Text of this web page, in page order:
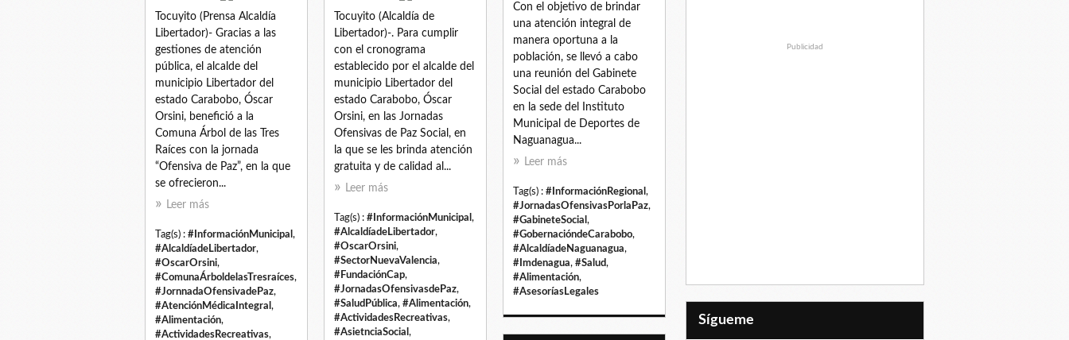
Tocuyito (Prensa Alcaldía
Libertador)- Gracias a las
gestiones de atención
pública, el alcalde del
municipio Libertador del
estado Carabobo, Óscar
Orsini, benefició a la
Comuna Árbol de las Tres
Raíces con la jornada
“Ofensiva de Paz”, en la que
se ofrecieron...
Leer más
Tag(s) : #InformaciónMunicipal ,
#AlcaldíadeLibertador,
#OscarOrsini,
#ComunaÁrboldelasTresraíces,
#JornnadaOfensivadePaz,
#AtenciónMédicaIntegral ,
#Alimentación,
#ActividadesRecreativas,
Tocuyito (Alcaldía de
Libertador)-. Para cumplir
con el cronograma
establecido por el alcalde del
municipio Libertador del
estado Carabobo, Óscar
Orsini, en las Jornadas
Ofensivas de Paz Social, en
la que se les brinda atención
gratuita y de calidad al...
Leer más
Tag(s) : #InformaciónMunicipal ,
#AlcaldíadeLibertador,
#OscarOrsini,
#SectorNuevaValencia,
#FundaciónCap,
#JornadasOfensivasdePaz,
#SaludPública, #Alimentación,
#ActividadesRecreativas,
#AsietnciaSocial ,
Con el objetivo de brindar
una atención integral de
manera oportuna a la
población, se llevó a cabo
una reunión del Gabinete
Social del estado Carabobo
en la sede del Instituto
Municipal de Deportes de
Naguanagua...
Leer más
Tag(s) : #InformaciónRegional ,
#JornadasOfensivasPorlaPaz,
#GabineteSocial ,
#GobernacióndeCarabobo,
#AlcaldíadeNaguanagua,
#Imdenagua, #Salud,
#Alimentación,
#AsesoríasLegales
Publicidad
Sígueme